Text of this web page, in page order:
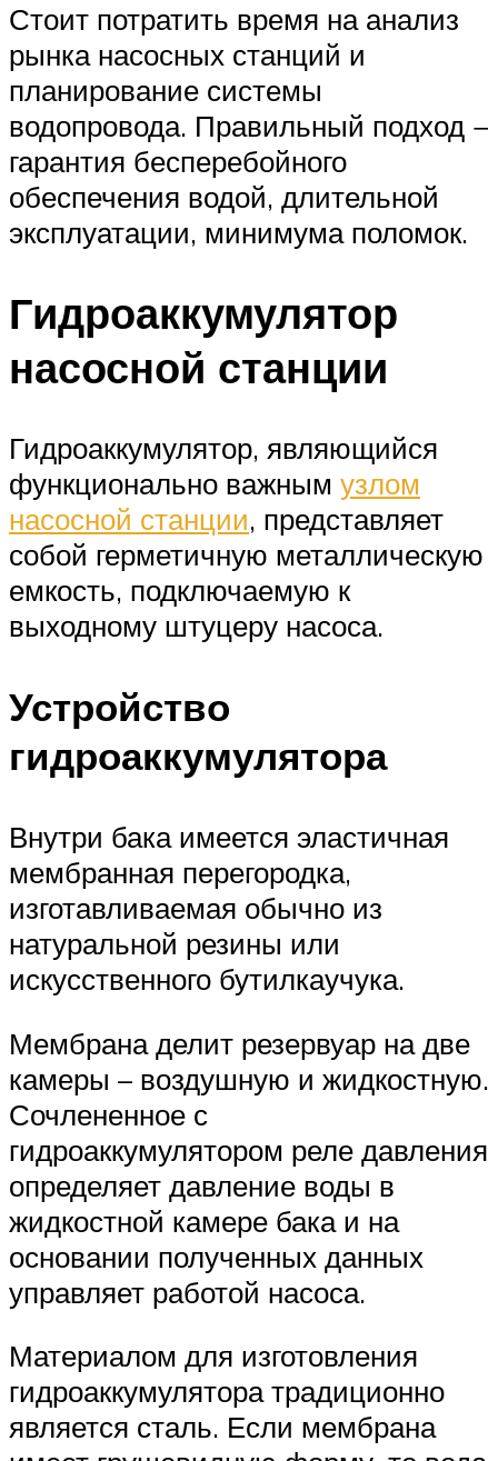
Стоит потратить время на анализ
рынка насосных станций и
планирование системы
водопровода. Правильный подход −
гарантия бесперебойного
обеспечения водой, длительной
эксплуатации, минимума поломок.
Гидроаккумулятор
насосной станции
Гидроаккумулятор, являющийся
функционально важным узлом
насосной станции, представляет
собой герметичную металлическую
емкость, подключаемую к
выходному штуцеру насоса.
Устройство
гидроаккумулятора
Внутри бака имеется эластичная
мембранная перегородка,
изготавливаемая обычно из
натуральной резины или
искусственного бутилкаучука.
Мембрана делит резервуар на две
камеры – воздушную и жидкостную.
Сочлененное с
гидроаккумулятором реле давления
определяет давление воды в
жидкостной камере бака и на
основании полученных данных
управляет работой насоса.
Материалом для изготовления
гидроаккумулятора традиционно
является сталь. Если мембрана